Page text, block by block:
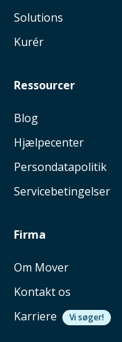
Solutions
Kurér
Ressourcer
Blog
Hjælpecenter
Persondatapolitik
Servicebetingelser
Firma
Om Mover
Kontakt os
Karriere
Vi søger!